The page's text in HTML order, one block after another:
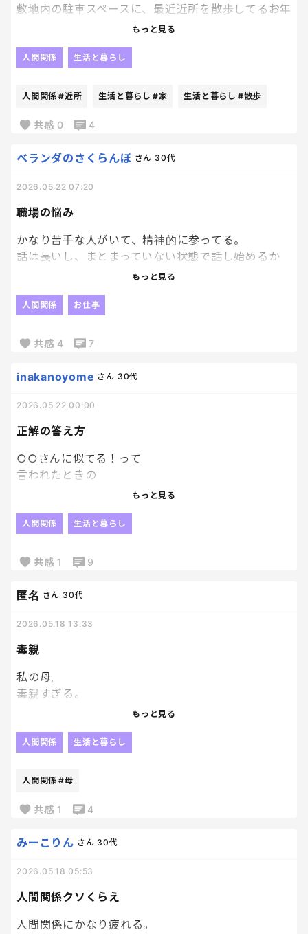
敷地内の駐車スペースに、最近近所を散歩してるお年
寄りがズカズカと侵入して休憩していくのよ。
びっくりじゃない？？
駐車スペースの脇にある石段に腰掛けて休憩してん
もっと見る
人間関係 生活と暮らし
人間関係 #近所 生活と暮らし #家 生活と暮らし #散歩
共感 0 4
職場の悩み
ベランダのさくらんぼ さん 30代
2026.05.22 07:20
かなり苦手な人がいて、精神的に参ってる。
話は長いし、まとまっていない状態で話し始めるか
ら、最終的にどんな話だったのかが分からない。
月曜日が来てほしくない。
転職も考え始めてる今日この頃。
もっと見る
人間関係 お仕事
共感 4 7
正解の答え方
inakanoyome さん 30代
2026.05.22 00:00
○○さんに似てる！って
言われたときの
正しい受け答えって何だろう？笑
あの人やらこの人やら、
いろーーーーんな人に似てるって
嬉しい！と言ったらおこがましいのか、
否定してる感じが冷たい？？とか…
初めて喋ったときとかに
似てると思ってた！って言われたときなんて
特になんて答えたらいいんだろうって思う。笑
きは
特にええええええ。って一瞬で頭フル回転させる。
そんなテレビに出られている方に似てるだなんて
贅沢な誉め言葉を
どこが？？？って深堀したら引くもんね？笑
自然に変えたいって思うんだよな～😂😂
もっと見る
人間関係 生活と暮らし
共感 1 9
毒親
匿名 さん 30代
2026.05.18 13:33
私の母。
毒親すぎる。
自分の要望が通らないと、そっこーいじける。
こちらにもこちらの予定があって、母のお願いはちょ
話しているのに
いいわ！じゃあ！自分でやるから！！
これ、本当に嫌。
てか、聞いてて恥ずかしくなる。
けタイムが開催されるのだ。
もっと見る
人間関係 生活と暮らし
人間関係 #母
共感 1 4
人間関係クソくらえ
みーこりん さん 30代
2026.05.18 05:53
人間関係にかなり疲れる。